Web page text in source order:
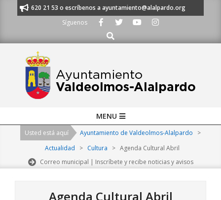
al 91 620 21 53 o escríbenos a ayuntamiento@alalpardo.org
Síguenos
Buscar
Navigation
MENU
Usted está aquí Ayuntamiento de Valdeolmos-Alalpardo
>
Actualidad
> Cultura > Agenda Cultural Abril
Correo municipal | Inscríbete y recibe noticias y avisos
Agenda Cultural Abril